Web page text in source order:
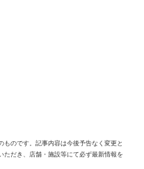
のです。記事内容は今後予告なく変更と
ただき、店舗・施設等にて必ず最新情報を